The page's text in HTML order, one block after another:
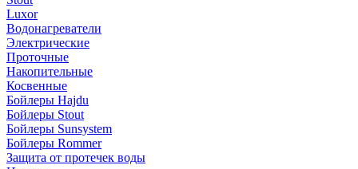
Luxor
Водонагреватели
Электрические
Проточные
Накопительные
Косвенные
Бойлеры Hajdu
Бойлеры Stout
Бойлеры Sunsystem
Бойлеры Rommer
Защита от протечек воды